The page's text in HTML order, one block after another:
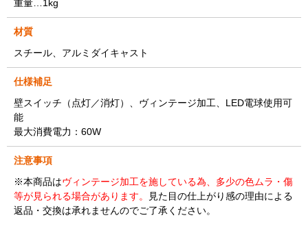
重量…1kg
材質
スチール、アルミダイキャスト
仕様補足
壁スイッチ（点灯／消灯）、ヴィンテージ加工、LED電球使用可
能
最大消費電力：60W
注意事項
※本商品はヴィンテージ加工を施している為、多少の色ムラ・傷
等が見られる場合があります。
見た目の仕上がり感の理由による
返品・交換は承れませんのでご了承ください。